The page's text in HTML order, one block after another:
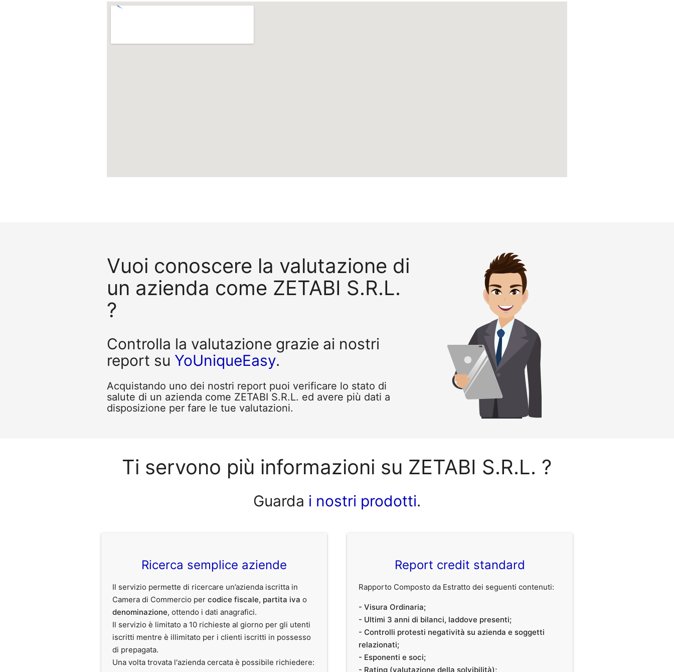
Vuoi conoscere la valutazione di
un azienda come ZETABI S.R.L.
?
Controlla la valutazione grazie ai nostri
report su YoUniqueEasy.
Acquistando uno dei nostri report puoi verificare lo stato di
salute di un azienda come ZETABI S.R.L. ed avere più dati a
disposizione per fare le tue valutazioni.
Ti servono più informazioni su ZETABI S.R.L. ?
Guarda i nostri prodotti.
Ricerca semplice aziende
Il servizio permette di ricercare un’azienda iscritta in
Camera di Commercio percodice fiscale, partita iva o
denominazione, ottendo i dati anagrafici.
Il servizio è limitato a 10 richieste al giorno per gli utenti
iscritti mentre è illimitato per i clienti iscritti in possesso
di prepagata.
Una volta trovata l'azienda cercata è possibile richiedere:
Report credit standard
Rapporto Composto da Estratto dei seguenti contenuti:
- Visura Ordinaria;
- Ultimi 3 anni di bilanci, laddove presenti;
- Controlli protesti negatività su azienda e soggetti
relazionati;
- Esponenti e soci;
- Rating (valutazione della solvibilità);